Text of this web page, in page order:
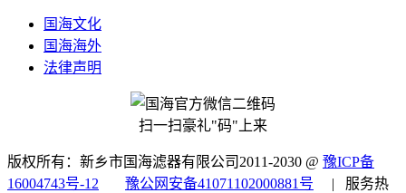
国海文化
国海海外
法律声明
扫一扫豪礼"码"上来
版权所有：新乡市国海滤器有限公司2011-2030 @ 豫ICP备
16004743号-12
豫公网安备41071102000881号
| 服务热